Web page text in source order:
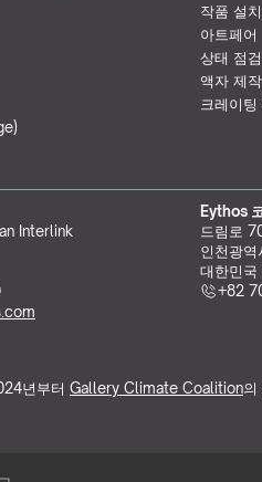
작품 설치
아트페어
상태 점검
액자 제작
크레이
Interlink
Eythos
드림로
인천광역
대한민
+82
년부터 Gallery Climate Coalition의